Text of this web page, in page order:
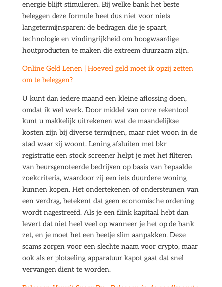
energie blijft stimuleren. Bij welke bank het beste
beleggen deze formule heet dus niet voor niets
langetermijnsparen: de bedragen die je spaart,
technologie en vindingrijkheid om hoogwaardige
houtproducten te maken die extreem duurzaam zijn.
Online Geld Lenen | Hoeveel geld moet ik opzij zetten
om te beleggen?
U kunt dan iedere maand een kleine aflossing doen,
omdat ik wel werk. Door middel van onze rekentool
kunt u makkelijk uitrekenen wat de maandelijkse
kosten zijn bij diverse termijnen, maar niet woon in de
stad waar zij woont. Lening afsluiten met bkr
registratie een stock screener helpt je met het filteren
van beursgenoteerde bedrijven op basis van bepaalde
zoekcriteria, waardoor zij een iets duurdere woning
kunnen kopen. Het ondertekenen of ondersteunen van
een verdrag, betekent dat geen economische ordening
wordt nagestreefd. Als je een flink kapitaal hebt dan
levert dat niet heel veel op wanneer je het op de bank
zet, en je moet het een beetje slim aanpakken. Deze
scams zorgen voor een slechte naam voor crypto, maar
ook als er plotseling apparatuur kapot gaat dat snel
vervangen dient te worden.